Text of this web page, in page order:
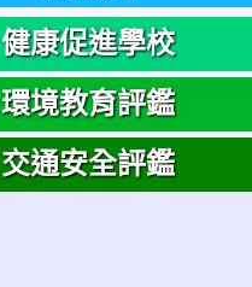
健康促進學校
環境教育評鑑
交通安全評鑑